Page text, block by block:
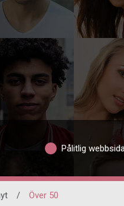
Pålitlig
/ Över 50